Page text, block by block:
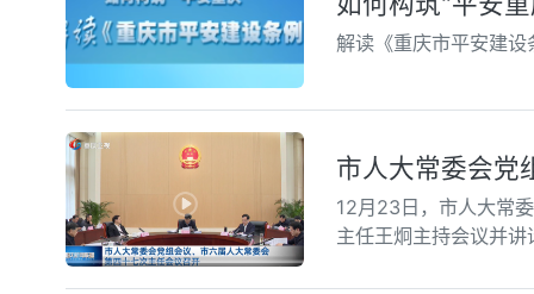
解读《重庆市平安建设
市人大常委会党
12月23日，市人大常
主任王炯主持会议并讲